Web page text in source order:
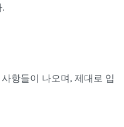
항들이 나오며, 제대로 입